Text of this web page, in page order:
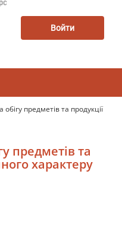
Войти
предметів та продукції
предметів та
характеру